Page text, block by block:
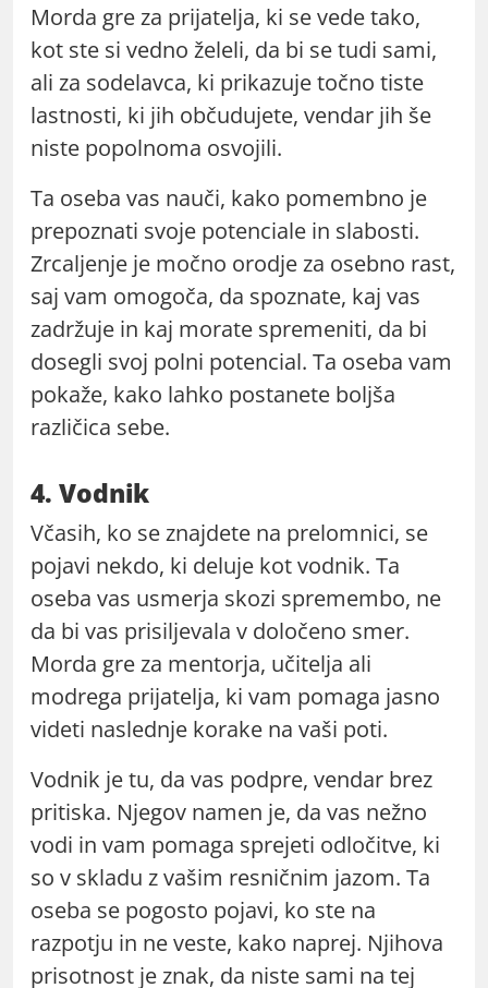
Morda gre za prijatelja, ki se vede tako,
kot ste si vedno želeli, da bi se tudi sami,
ali za sodelavca, ki prikazuje točno tiste
lastnosti, ki jih občudujete, vendar jih še
niste popolnoma osvojili.
Ta oseba vas nauči, kako pomembno je
prepoznati svoje potenciale in slabosti.
Zrcaljenje je močno orodje za osebno rast,
saj vam omogoča, da spoznate, kaj vas
zadržuje in kaj morate spremeniti, da bi
dosegli svoj polni potencial. Ta oseba vam
pokaže, kako lahko postanete boljša
različica sebe.
4. Vodnik
Včasih, ko se znajdete na prelomnici, se
pojavi nekdo, ki deluje kot vodnik. Ta
oseba vas usmerja skozi spremembo, ne
da bi vas prisiljevala v določeno smer.
Morda gre za mentorja, učitelja ali
modrega prijatelja, ki vam pomaga jasno
videti naslednje korake na vaši poti.
Vodnik je tu, da vas podpre, vendar brez
pritiska. Njegov namen je, da vas nežno
vodi in vam pomaga sprejeti odločitve, ki
so v skladu z vašim resničnim jazom. Ta
oseba se pogosto pojavi, ko ste na
razpotju in ne veste, kako naprej. Njihova
prisotnost je znak, da niste sami na tej